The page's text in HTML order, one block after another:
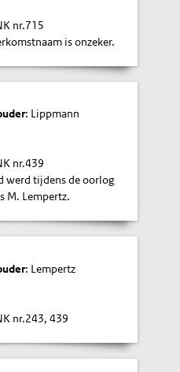
nr.715
is onzeker.
: Lippmann
nr.439
werd tijdens de oorlog
M. Lempertz.
: Lempertz
nr.243, 439